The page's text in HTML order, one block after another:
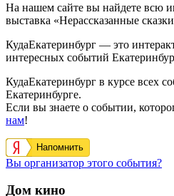
На нашем сайте вы найдете всю
выставка «Нерассказанные
КудаЕкатеринбург — это
интересных событий
КудаЕкатеринбург в курсе всех
Екатеринбурге.
Если вы знаете о событии,
нам!
Напомнить
Вы организатор этого события?
Дом кино